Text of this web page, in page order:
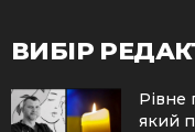
ВИБІР
Рівне
який